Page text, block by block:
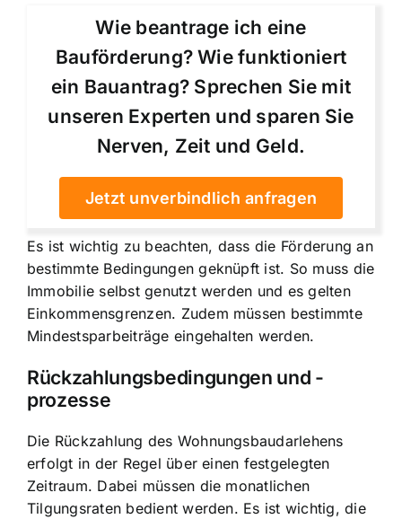
Wie beantrage ich eine
Bauförderung? Wie funktioniert
ein Bauantrag? Sprechen Sie mit
unseren Experten und sparen Sie
Nerven, Zeit und Geld.
Jetzt unverbindlich anfragen
Es ist wichtig zu beachten, dass die Förderung an
bestimmte Bedingungen geknüpft ist. So muss die
Immobilie selbst genutzt werden und es gelten
Einkommensgrenzen. Zudem müssen bestimmte
Mindestsparbeiträge eingehalten werden.
Rückzahlungsbedingungen und -
prozesse
Die Rückzahlung des Wohnungsbaudarlehens
erfolgt in der Regel über einen festgelegten
Zeitraum. Dabei müssen die monatlichen
Tilgungsraten bedient werden. Es ist wichtig, die